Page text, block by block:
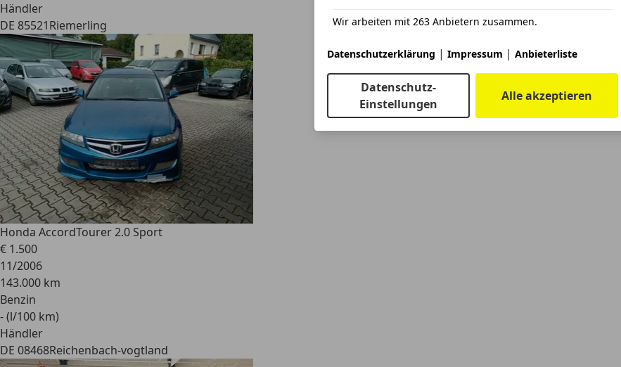
Händler
DE 85521Riemerling
Honda AccordTourer 2.0 Sport
€ 1.500
11/2006
143.000 km
Benzin
- (l/100 km)
Händler
DE 08468Reichenbach-vogtland
Wir arbeiten mit 263 Anbietern zusammen.
Datenschutzerklärung | Impressum | Anbieterliste
Datenschutz-
Einstellungen
Alle akzeptieren